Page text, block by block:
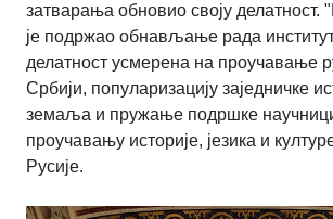
затварања обновио своју
је подржао обнављање рада
делатност усмерена на проучавање
Србији, популаризацију заједничке
земаља и пружање подршке
проучавању историје, језика и
Русије.